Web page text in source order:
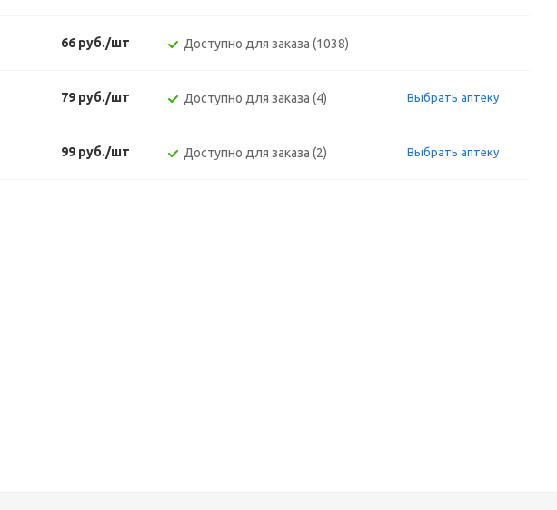
66 руб./шт Доступно для заказа (1038)
79 руб./шт Доступно для заказа (4) Выбрать аптеку
99 руб./шт Доступно для заказа (2) Выбрать аптеку